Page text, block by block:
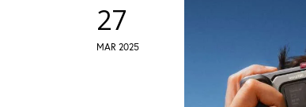
27
MAR 2025